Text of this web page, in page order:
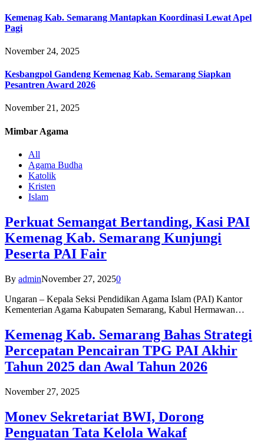
Kemenag Kab. Semarang Mantapkan Koordinasi Lewat Apel
Pagi
November 24, 2025
Kesbangpol Gandeng Kemenag Kab. Semarang Siapkan
Pesantren Award 2026
November 21, 2025
Mimbar Agama
All
Agama Budha
Katolik
Kristen
Islam
Perkuat Semangat Bertanding, Kasi PAI
Kemenag Kab. Semarang Kunjungi
Peserta PAI Fair
By adminNovember 27, 20250
Ungaran – Kepala Seksi Pendidikan Agama Islam (PAI) Kantor
Kementerian Agama Kabupaten Semarang, Kabul Hermawan…
Kemenag Kab. Semarang Bahas Strategi
Percepatan Pencairan TPG PAI Akhir
Tahun 2025 dan Awal Tahun 2026
November 27, 2025
Monev Sekretariat BWI, Dorong
Penguatan Tata Kelola Wakaf